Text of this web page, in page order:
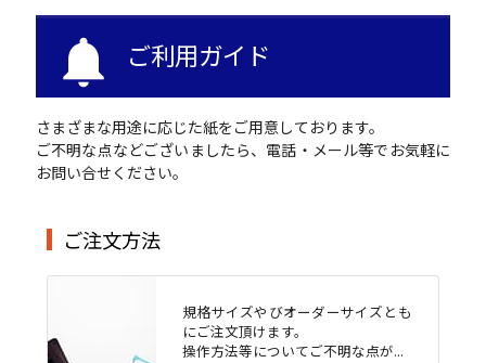
notifications ご利用ガイド
さまざまな用途に応じた紙をご用意しております。
ご不明な点などございましたら、電話・メール等でお気軽に
お問い合せください。
ご注文方法
規格サイズやびオーダーサイズとも
にご注文頂けます。
操作方法等についてご不明な点が...